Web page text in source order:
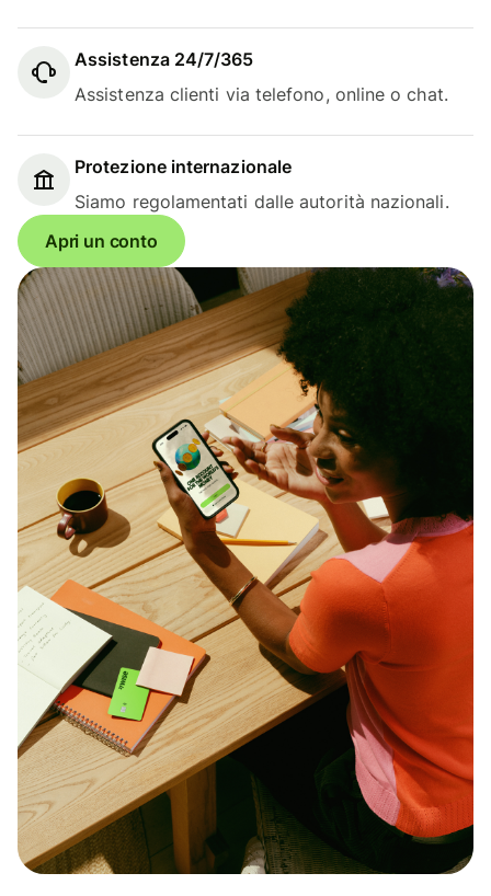
Assistenza 24/7/365
Assistenza clienti via telefono, online o chat.
Protezione internazionale
Siamo regolamentati dalle autorità nazionali.
Apri un conto